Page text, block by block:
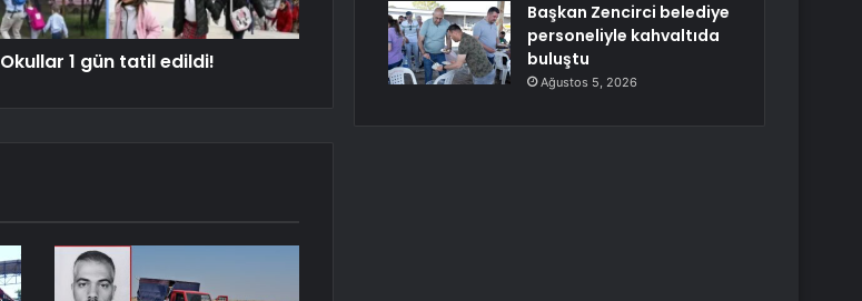
Okullar 1 gün tatil edildi!
Başkan Zencirci belediye
personeliyle kahvaltıda
buluştu
Ağustos 5, 2026